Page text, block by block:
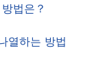
법은？
열하는 방법